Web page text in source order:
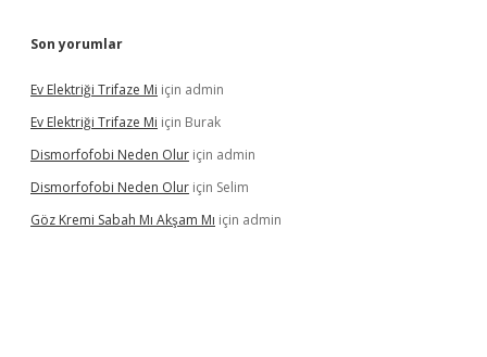
Son yorumlar
Ev Elektriği Trifaze Mi için admin
Ev Elektriği Trifaze Mi için Burak
Dismorfofobi Neden Olur için admin
Dismorfofobi Neden Olur için Selim
Göz Kremi Sabah Mı Akşam Mı için admin